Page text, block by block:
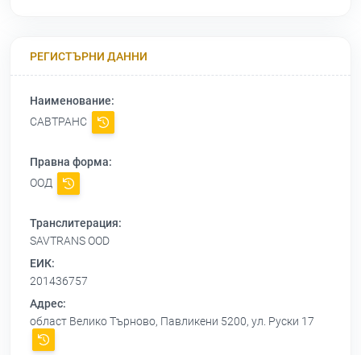
РЕГИСТЪРНИ ДАННИ
Наименование:
САВТРАНС
Правна форма:
ООД
Транслитерация:
SAVTRANS OOD
ЕИК:
201436757
Адрес:
област Велико Търново, Павликени 5200, ул. Руски 17